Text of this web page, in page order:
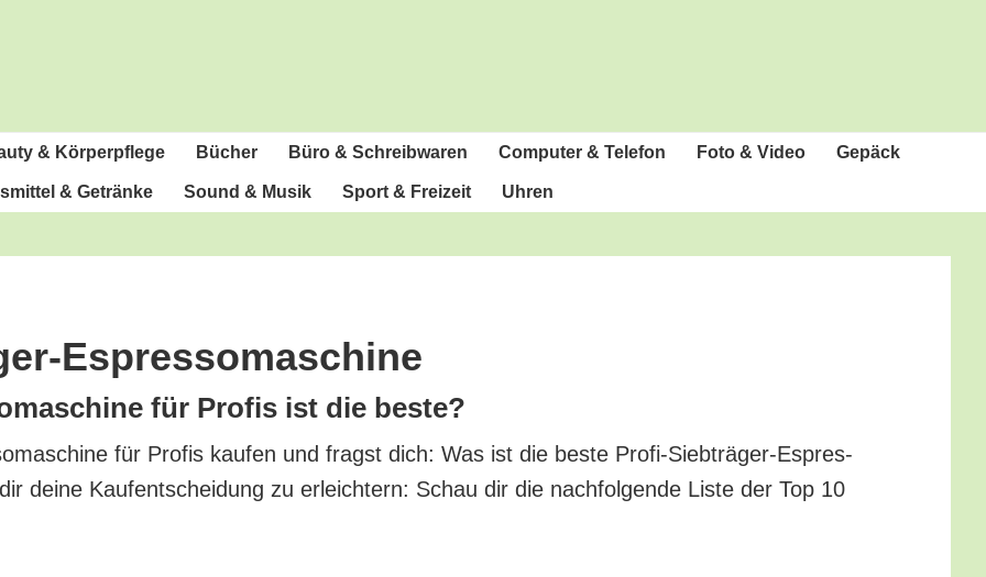
& Körperpflege Bücher Büro & Schreibwaren Com­pu­ter & Telefon Foto & Video Gepäck
& Getränke Sound & Musik Sport & Freizeit Uhren
Espressomaschine
für Pro­fis ist die beste?
für Pro­fis kau­fen und fragst dich: Was ist die bes­te Pro­fi-Sieb­trä­ger-Espres­
dei­ne Kauf­ent­schei­dung zu erleich­tern: Schau dir die nach­fol­gen­de Lis­te der Top 10